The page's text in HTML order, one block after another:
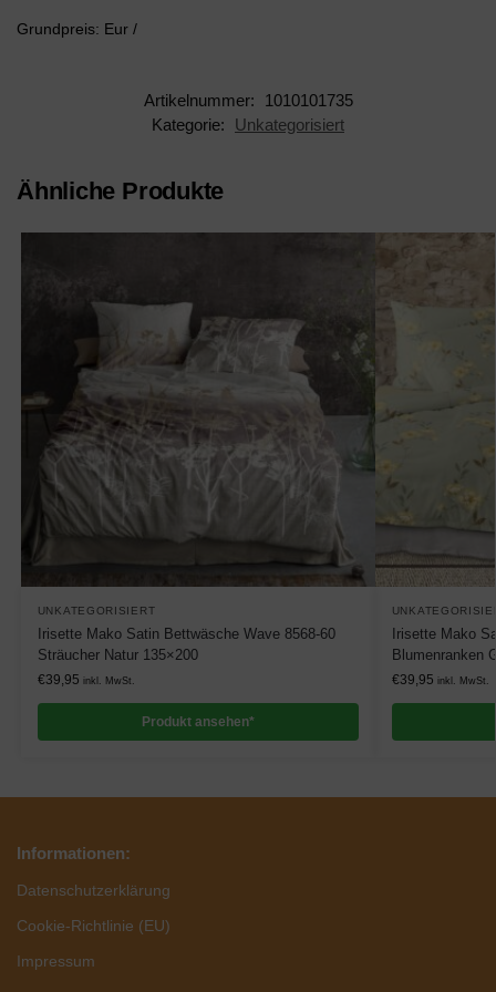
Grundpreis: Eur /
Artikelnummer:
1010101735
Kategorie:
Unkategorisiert
Ähnliche Produkte
UNKATEGORISIERT
Irisette Mako Satin Bettwäsche Wave 8568-60
Sträucher Natur 135×200
€39,95 inkl. MwSt.
Produkt ansehen*
Irisette Mako
Blumenranken
€39,95 inkl. MwSt.
Informationen:
Datenschutzerklärung
Cookie-Richtlinie (EU)
Impressum